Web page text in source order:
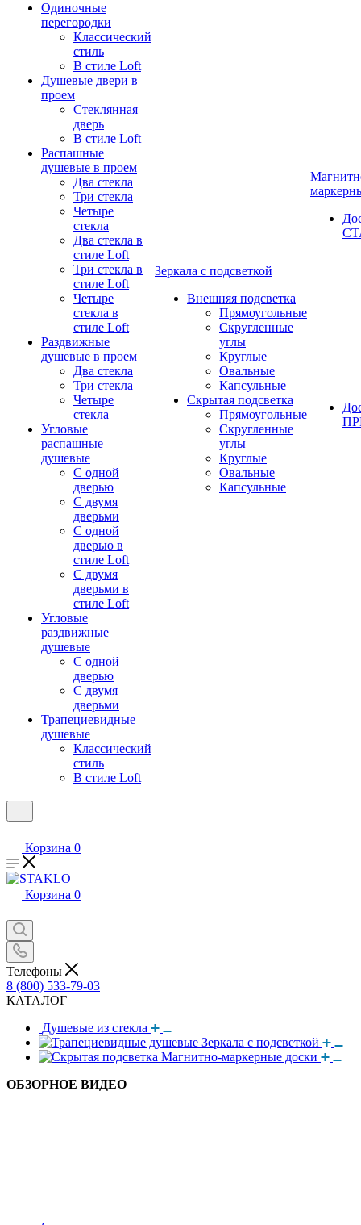
Одиночные
перегородки
Классический
стиль
В стиле Loft
Душевые двери в
проем
Стеклянная
дверь
В стиле Loft
Распашные
душевые в проем
Два стекла
Три стекла
Четыре
стекла
Два стекла в
стиле Loft
Три стекла в
стиле Loft
Четыре
стекла в
стиле Loft
Раздвижные
душевые в проем
Два стекла
Три стекла
Четыре
стекла
Угловые
распашные
душевые
С одной
дверью
С двумя
дверьми
С одной
дверью в
стиле Loft
С двумя
дверьми в
стиле Loft
Угловые
раздвижные
душевые
С одной
дверью
С двумя
дверьми
Трапециевидные
душевые
Классический
стиль
В стиле Loft
Зеркала с подсветкой
Внешняя подсветка
Прямоугольные
Скругленные
углы
Круглые
Овальные
Капсульные
Скрытая подсветка
Прямоугольные
Скругленные
углы
Круглые
Овальные
Капсульные
Корзина 0
Корзина 0
Телефоны
8 (800) 533-79-03
КАТАЛОГ
Душевые из стекла
Зеркала с подсветкой
Магнитно-маркерные доски
ОБЗОРНОЕ ВИДЕО